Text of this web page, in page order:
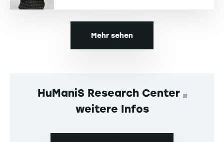
Mehr sehen
HuManiS Research Center
weitere Infos